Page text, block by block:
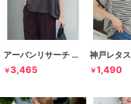
アーバンリサーチ ドアーズ
￥3,465
神戸レタス
￥1,490